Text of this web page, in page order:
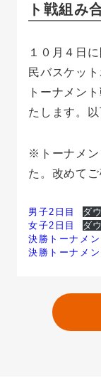
ト戦組み
１０月４日
民バスケッ
トーナメン
たします。
※トーナメン
た。改めてご
男子2日目
ダ
女子2日目
ダ
決勝トーナメン
決勝トーナメン